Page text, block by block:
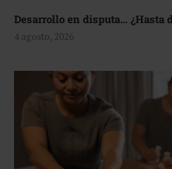
Desarrollo en disputa… ¿Hasta
4 agosto, 2026